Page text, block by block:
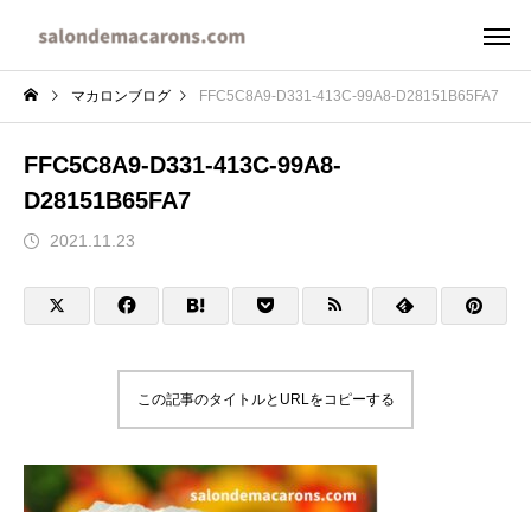
マカロンブログ FFC5C8A9-D331-413C-99A8-D28151B65FA7
FFC5C8A9-D331-413C-99A8-
D28151B65FA7
2021.11.23
この記事のタイトルとURLをコピーする